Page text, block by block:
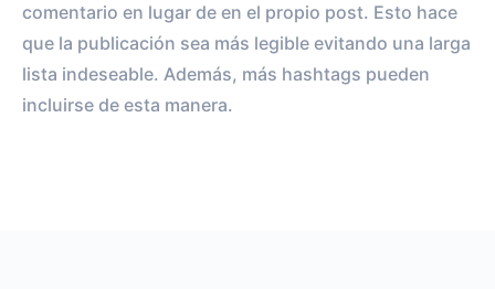
comentario en lugar de en el propio post. Esto hace
que la publicación sea más legible evitando una larga
lista indeseable. Además, más hashtags pueden
incluirse de esta manera.